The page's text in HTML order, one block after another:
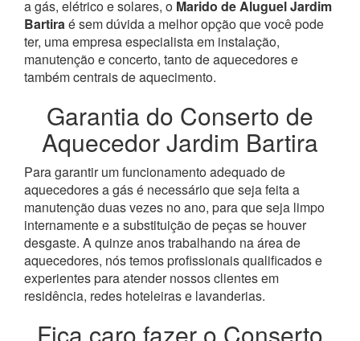
a gás, elétrico e solares, o Marido de Aluguel Jardim
Bartiraé sem dúvida a melhor opção que você pode
ter, uma empresa especialista em instalação,
manutenção e concerto, tanto de aquecedores e
também centrais de aquecimento.
Garantia do Conserto de
Aquecedor Jardim Bartira
Para garantir um funcionamento adequado de
aquecedores a gás é necessário que seja feita a
manutenção duas vezes no ano, para que seja limpo
internamente e a substituição de peças se houver
desgaste. A quinze anos trabalhando na área de
aquecedores, nós temos profissionais qualificados e
experientes para atender nossos clientes em
residência, redes hoteleiras e lavanderias.